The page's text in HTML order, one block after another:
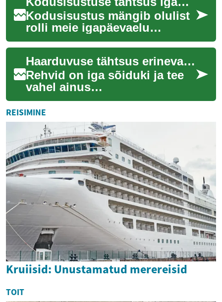
arusaama tasakaal...
Kodusisustus mängib olulist
rolli meie igapäevaelu
kujundamisel, luues
keskkonna, mis mõjutab meie
meeleolu, tootlikk...
Haarduvuse tähtsus erinevates tingimustes
Rehvid on iga sõiduki ja tee
vahel ainus
kokkupuutepunkt, mängides
seega kriitilist rolli ohutuses
ja juhitavuses. Ne...
REISIMINE
Kruiisid: Unustamatud merereisid
TOIT